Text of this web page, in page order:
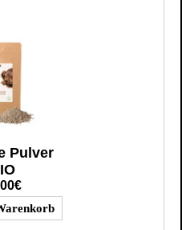
Pulver